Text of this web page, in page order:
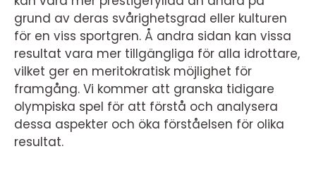
grund av deras svårighetsgrad eller kulturen
för en viss sportgren. Å andra sidan kan vissa
resultat vara mer tillgängliga för alla idrottare,
vilket ger en meritokratisk möjlighet för
framgång. Vi kommer att granska tidigare
olympiska spel för att förstå och analysera
dessa aspekter och öka förståelsen för olika
resultat.